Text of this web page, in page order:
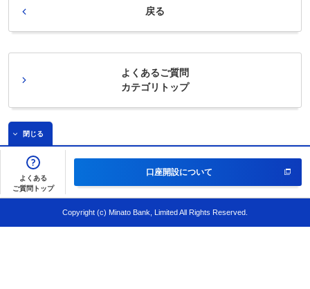
戻る
よくあるご質問
カテゴリトップ
閉じる
よくある
ご質問トップ
口座開設について
Copyright (c) Minato Bank, Limited All Rights Reserved.